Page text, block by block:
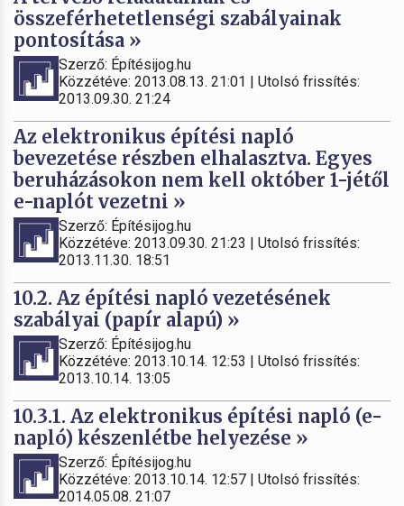
összeférhetetlenségi szabályainak
pontosítása »
Szerző: Építésijog.hu
Közzétéve: 2013.08.13. 21:01 | Utolsó frissítés:
2013.09.30. 21:24
Az elektronikus építési napló
bevezetése részben elhalasztva. Egyes
beruházásokon nem kell október 1-jétől
e-naplót vezetni »
Szerző: Építésijog.hu
Közzétéve: 2013.09.30. 21:23 | Utolsó frissítés:
2013.11.30. 18:51
10.2. Az építési napló vezetésének
szabályai (papír alapú) »
Szerző: Építésijog.hu
Közzétéve: 2013.10.14. 12:53 | Utolsó frissítés:
2013.10.14. 13:05
10.3.1. Az elektronikus építési napló (e-
napló) készenlétbe helyezése »
Szerző: Építésijog.hu
Közzétéve: 2013.10.14. 12:57 | Utolsó frissítés:
2014.05.08. 21:07